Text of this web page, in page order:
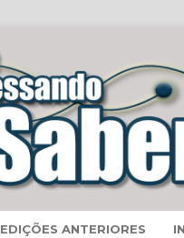
EDIÇÕES ANTERIORES